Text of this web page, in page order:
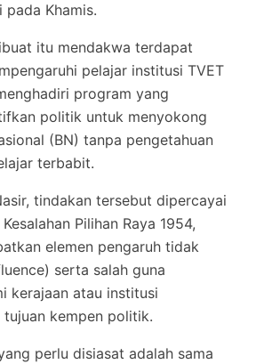
pada Khamis.
itu mendakwa terdapat
pelajar institusi TVET
program yang
politik untuk menyokong
(BN) tanpa pengetahuan
terbabit.
tindakan tersebut dipercayai
Pilihan Raya 1954,
elemen pengaruh tidak
serta salah guna
kerajaan atau institusi
kempen politik.
perlu disiasat adalah sama